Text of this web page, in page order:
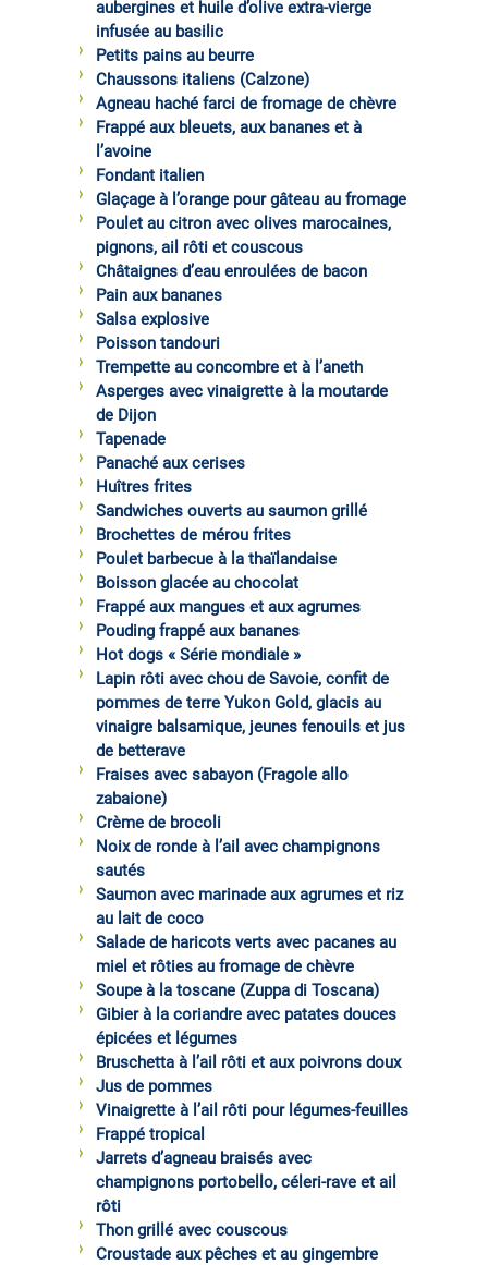
aubergines et huile d’olive extra-vierge
infusée au basilic
Petits pains au beurre
Chaussons italiens (Calzone)
Agneau haché farci de fromage de chèvre
Frappé aux bleuets, aux bananes et à
l’avoine
Fondant italien
Glaçage à l’orange pour gâteau au fromage
Poulet au citron avec olives marocaines,
pignons, ail rôti et couscous
Châtaignes d’eau enroulées de bacon
Pain aux bananes
Salsa explosive
Poisson tandouri
Trempette au concombre et à l’aneth
Asperges avec vinaigrette à la moutarde
de Dijon
Tapenade
Panaché aux cerises
Huîtres frites
Sandwiches ouverts au saumon grillé
Brochettes de mérou frites
Poulet barbecue à la thaïlandaise
Boisson glacée au chocolat
Frappé aux mangues et aux agrumes
Pouding frappé aux bananes
Hot dogs « Série mondiale »
Lapin rôti avec chou de Savoie, confit de
pommes de terre Yukon Gold, glacis au
vinaigre balsamique, jeunes fenouils et jus
de betterave
Fraises avec sabayon (Fragole allo
zabaione)
Crème de brocoli
Noix de ronde à l’ail avec champignons
sautés
Saumon avec marinade aux agrumes et riz
au lait de coco
Salade de haricots verts avec pacanes au
miel et rôties au fromage de chèvre
Soupe à la toscane (Zuppa di Toscana)
Gibier à la coriandre avec patates douces
épicées et légumes
Bruschetta à l’ail rôti et aux poivrons doux
Jus de pommes
Vinaigrette à l’ail rôti pour légumes-feuilles
Frappé tropical
Jarrets d’agneau braisés avec
champignons portobello, céleri-rave et ail
rôti
Thon grillé avec couscous
Croustade aux pêches et au gingembre